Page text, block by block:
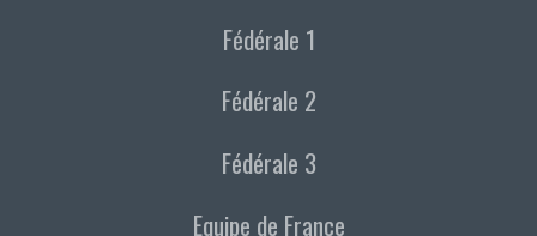
Fédérale 1
Fédérale 2
Fédérale 3
Equipe de France